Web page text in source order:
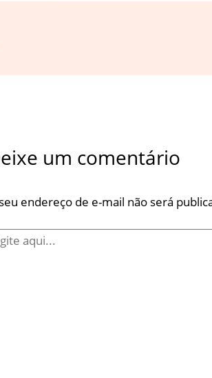
um comentário
endereço de e-mail não será